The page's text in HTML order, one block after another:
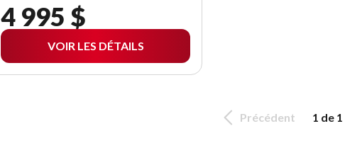
4 995 $
VOIR LES DÉTAILS
Précédent 1 de 1